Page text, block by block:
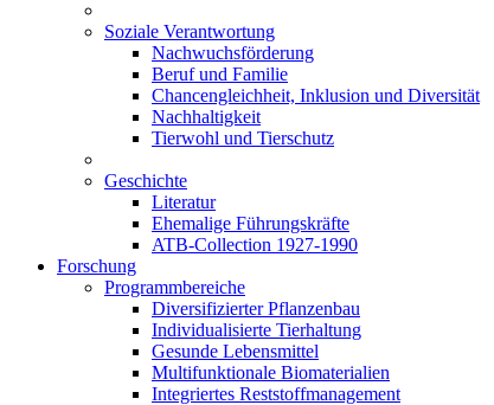
Soziale Verantwortung
Nachwuchsförderung
Beruf und Familie
Chancengleichheit, Inklusion und Diversität
Nachhaltigkeit
Tierwohl und Tierschutz
Geschichte
Literatur
Ehemalige Führungskräfte
ATB-Collection 1927-1990
Forschung
Programmbereiche
Diversifizierter Pflanzenbau
Individualisierte Tierhaltung
Gesunde Lebensmittel
Multifunktionale Biomaterialien
Integriertes Reststoffmanagement